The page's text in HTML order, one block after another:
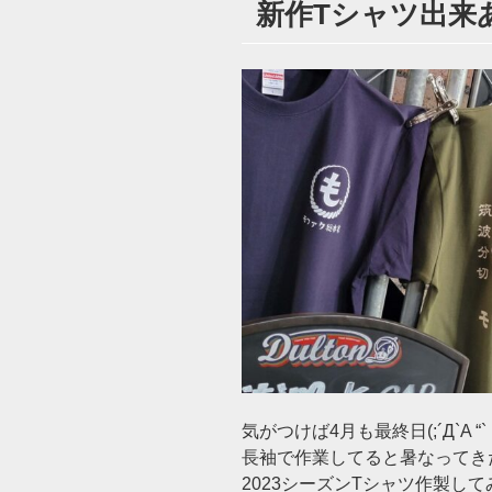
新作Tシャツ出来
気がつけば4月も最終日(;´Д`A “`
長袖で作業してると暑なってき
2023シーズンTシャツ作製して